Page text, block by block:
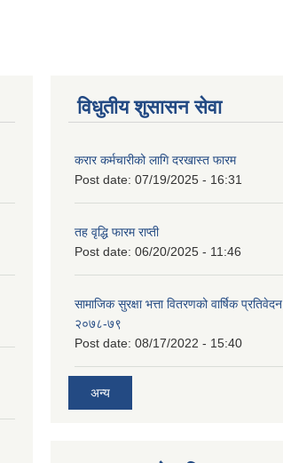
विधुतीय शुसासन सेवा
करार कर्मचारीको लागि दरखास्त फारम
Post date: 07/19/2025 - 16:31
तह वृद्धि फारम राप्ती
Post date: 06/20/2025 - 11:46
सामाजिक सुरक्षा भत्ता वितरणको वार्षिक प्रतिवेदन
२०७८-७९
Post date: 08/17/2022 - 15:40
अन्य